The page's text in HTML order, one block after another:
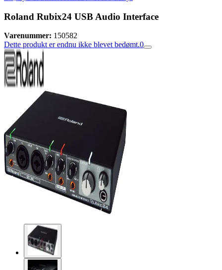
Roland Rubix24 USB Audio Interface
Varenummer: 150582
Dette produkt er endnu ikke blevet bedømt.0